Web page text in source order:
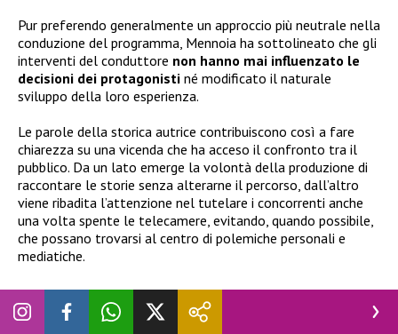
Pur preferendo generalmente un approccio più neutrale nella
conduzione del programma, Mennoia ha sottolineato che gli
interventi del conduttore non hanno mai influenzato le
decisioni dei protagonisti né modificato il naturale
sviluppo della loro esperienza.
Le parole della storica autrice contribuiscono così a fare
chiarezza su una vicenda che ha acceso il confronto tra il
pubblico. Da un lato emerge la volontà della produzione di
raccontare le storie senza alterarne il percorso, dall’altro
viene ribadita l’attenzione nel tutelare i concorrenti anche
una volta spente le telecamere, evitando, quando possibile,
che possano trovarsi al centro di polemiche personali e
mediatiche.